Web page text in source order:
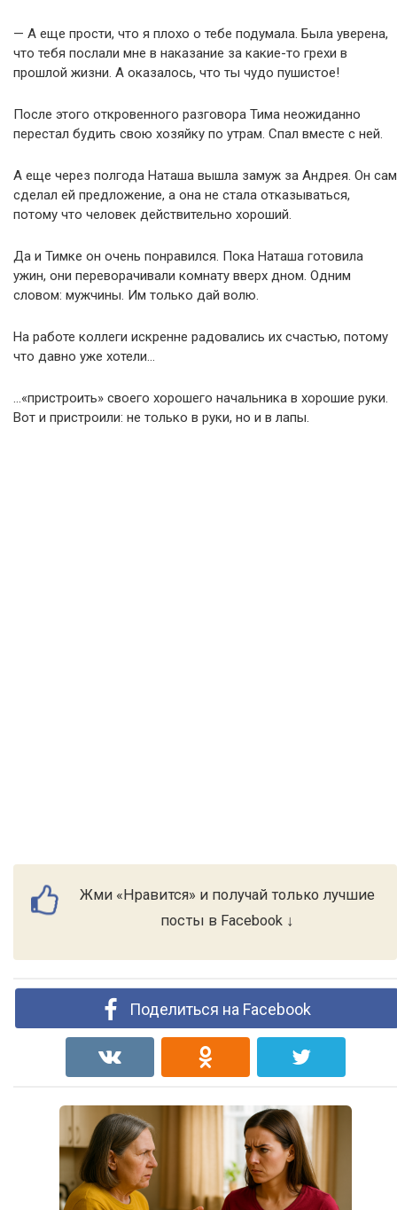
— А еще прости, что я плохо о тебе подумала. Была уверена,
что тебя послали мне в наказание за какие-то грехи в
прошлой жизни. А оказалось, что ты чудо пушистое!
После этого откровенного разговора Тима неожиданно
перестал будить свою хозяйку по утрам. Спал вместе с ней.
А еще через полгода Наташа вышла замуж за Андрея. Он сам
сделал ей предложение, а она не стала отказываться,
потому что человек действительно хороший.
Да и Тимке он очень понравился. Пока Наташа готовила
ужин, они переворачивали комнату вверх дном. Одним
словом: мужчины. Им только дай волю.
На работе коллеги искренне радовались их счастью, потому
что давно уже хотели…
…«пристроить» своего хорошего начальника в хорошие руки.
Вот и пристроили: не только в руки, но и в лапы.
Жми «Нравится» и получай только лучшие
посты в Facebook ↓
Поделиться на Facebook